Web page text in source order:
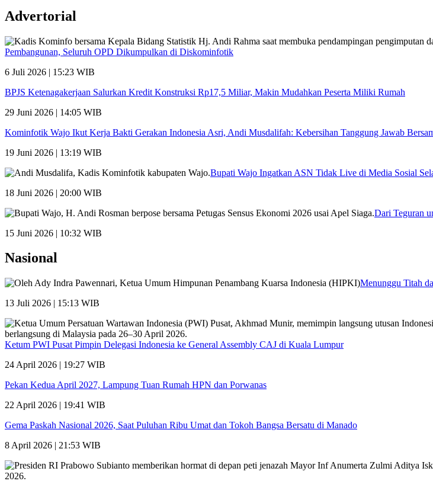
Advertorial
Pembangunan, Seluruh OPD Dikumpulkan di Diskominfotik
6 Juli 2026 | 15:23 WIB
BPJS Ketenagakerjaan Salurkan Kredit Konstruksi Rp17,5 Miliar, Makin Mudahkan Peserta Miliki Rumah
29 Juni 2026 | 14:05 WIB
Kominfotik Wajo Ikut Kerja Bakti Gerakan Indonesia Asri, Andi Musdalifah: Kebersihan Tanggung Jawab
19 Juni 2026 | 13:19 WIB
Bupati Wajo Ingatkan ASN Tidak Live di Media Sosial
18 Juni 2026 | 20:00 WIB
Dari Teguran
15 Juni 2026 | 10:32 WIB
Nasional
Menunggu Titah
13 Juli 2026 | 15:13 WIB
Ketum PWI Pusat Pimpin Delegasi Indonesia ke General Assembly CAJ di Kuala Lumpur
24 April 2026 | 19:27 WIB
Pekan Kedua April 2027, Lampung Tuan Rumah HPN dan Porwanas
22 April 2026 | 19:41 WIB
Gema Paskah Nasional 2026, Saat Puluhan Ribu Umat dan Tokoh Bangsa Bersatu di Manado
8 April 2026 | 21:53 WIB